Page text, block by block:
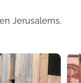
Jerusalems.